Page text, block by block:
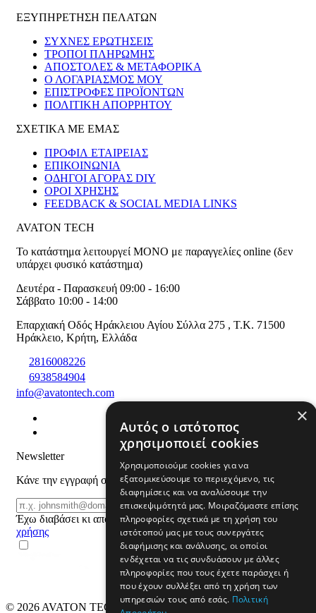
ΕΞΥΠΗΡΕΤΗΣΗ ΠΕΛΑΤΩΝ
ΣΥΧΝΕΣ ΕΡΩΤΗΣΕΙΣ
ΤΡΟΠΟΙ ΠΛΗΡΩΜΗΣ
ΑΠΟΣΤΟΛΕΣ & ΜΕΤΑΦΟΡΙΚΑ
Ο ΛΟΓΑΡΙΑΣΜΟΣ ΜΟΥ
ΕΠΙΣΤΡΟΦΕΣ ΠΡΟΪΟΝΤΩΝ
ΠΟΛΙΤΙΚΗ ΑΠΟΡΡΗΤΟΥ
ΣΧΕΤΙΚΑ ΜΕ ΕΜΑΣ
ΠΡΟΦΙΛ ΕΤΑΙΡΕΙΑΣ
ΕΠΙΚΟΙΝΩΝΙΑ
ΟΔΗΓΟΙ ΑΓΟΡΑΣ DIY
ΟΡΟΙ ΧΡΗΣΗΣ
FEEDBACK & SOCIAL MEDIA LINKS
AVATON TECH
Το κατάστημα λειτουργεί ΜΟΝΟ με παραγγελίες online (δεν
υπάρχει φυσικό κατάστημα)
Δευτέρα - Παρασκευή 09:00 - 16:00
Σάββατο 10:00 - 14:00
Επαρχιακή Οδός Ηράκλειου Αγίου Σύλλα 275 , T.K. 71500
Ηράκλειο, Κρήτη, Ελλάδα
2816008226
6938584904
info@avatontech.com
Newsletter
Κάνε την εγγραφή σου και μάθε για προϊόντα και προσφορές
Email
ΕΓΓΡΑΦΗ
Έχω διαβάσει κι αποδέχομαι τουςόρους
χρήσης
© 2026 AVATON TECH All rights reserved Designed & developed
×
Αυτός ο ιστότοπος
χρησιμοποιεί cookies
Χρησιμοποιούμε cookies για να
εξατομικεύσουμε το περιεχόμενο, τις
διαφημίσεις και να αναλύσουμε την
επισκεψιμότητά μας. Μοιραζόμαστε επίσης
πληροφορίες σχετικά με τη χρήση του
ιστότοπού μας με τους συνεργάτες
διαφήμισης και ανάλυσης, οι οποίοι
ενδέχεται να τις συνδυάσουν με άλλες
πληροφορίες που τους έχετε παράσχει ή
που έχουν συλλέξει από τη χρήση των
υπηρεσιών τους από εσάς. Πολιτική